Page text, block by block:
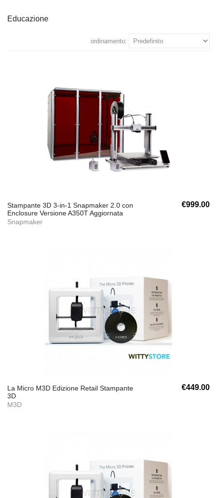
Educazione
ordinamento:
Stampante 3D 3-in-1 Snapmaker 2.0 con
Enclosure Versione A350T Aggiornata
Snapmaker
€999.00
La Micro M3D Edizione Retail Stampante
3D
M3D
€449.00